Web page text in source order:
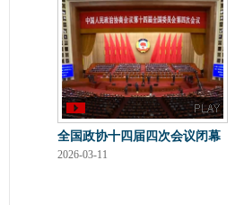
全国政协十四届四次会议闭幕
2026-03-11